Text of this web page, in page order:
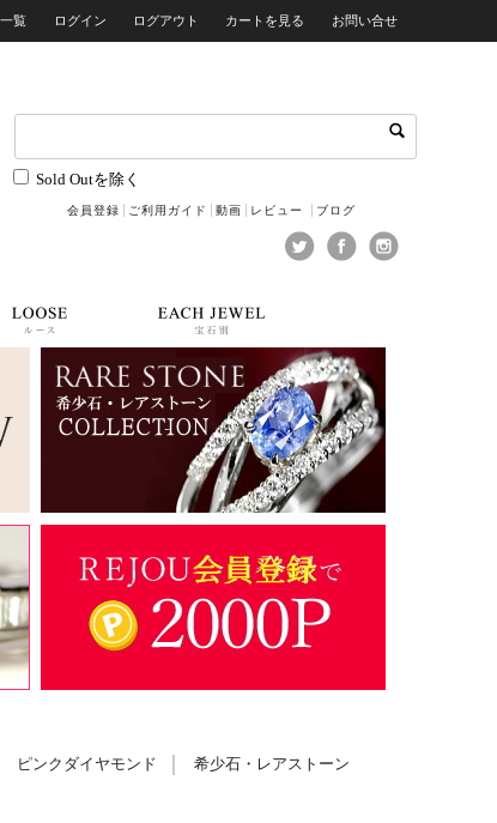
覧 ログイン ログアウト カートを見る お問い合せ
Sold Outを除く
会員登録 ご利用ガイド 動画 レビュー ブログ
ピンクダイヤモンド 希少石・レアストーン